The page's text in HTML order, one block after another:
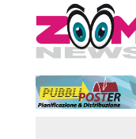
to
content